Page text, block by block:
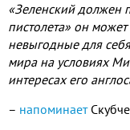
«Зеленский должен
пистолета» он
невыгодные для
мира на условиях
интересах его
– напоминает